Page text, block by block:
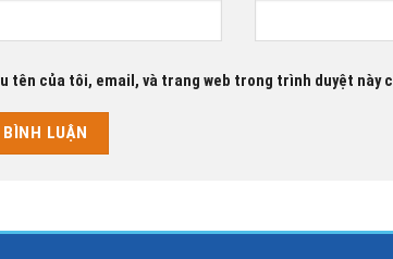
tên của tôi, email, và trang web trong trình duyệt này